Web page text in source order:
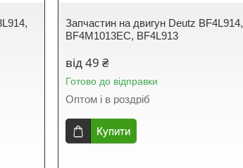
Запчастин на двигун Deutz BF4L914,
BF4M1013EC, BF4L913
від 49 ₴
Готово до відправки
Оптом і в роздріб
Купити